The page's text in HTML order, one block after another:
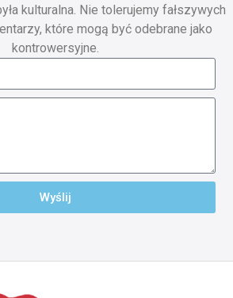
kulturalna. Nie tolerujemy fałszywych
które mogą być odebrane jako
kontrowersyjne.
Wyślij